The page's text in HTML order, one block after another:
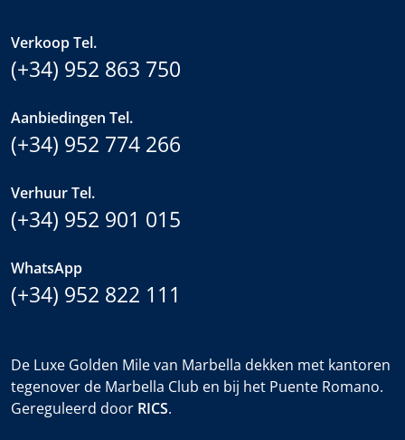
Verkoop Tel.
(+34) 952 863 750
Aanbiedingen Tel.
(+34) 952 774 266
Verhuur Tel.
(+34) 952 901 015
WhatsApp
(+34) 952 822 111
De Luxe Golden Mile van Marbella dekken met kantoren
tegenover de Marbella Club en bij het Puente Romano.
Gereguleerd door RICS.